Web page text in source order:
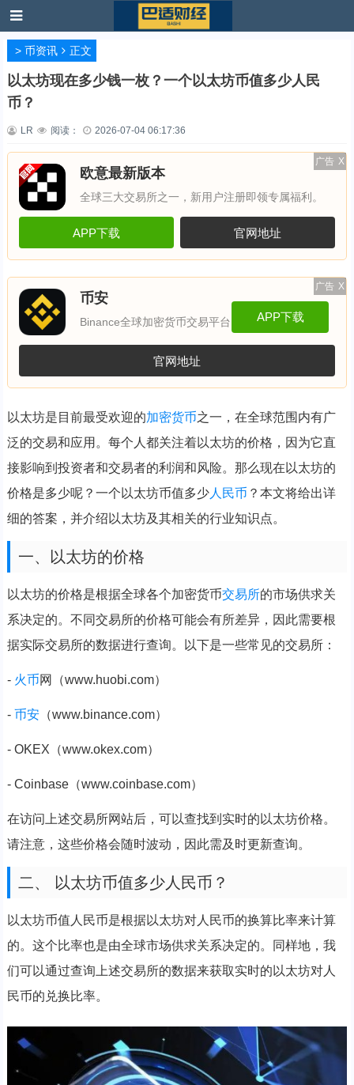
> 币资讯 正文
以太坊现在多少钱一枚？一个以太坊币值多少人民
币？
LR 阅读： 2026-07-04 06:17:36
广告 X
欧意最新版本
全球三大交易所之一，新用户注册即领专属福利。
APP下载 官网地址
广告 X
币安
Binance全球加密货币交易平台 APP下载
官网地址
以太坊是目前最受欢迎的加密货币之一，在全球范围内有广
泛的交易和应用。每个人都关注着以太坊的价格，因为它直
接影响到投资者和交易者的利润和风险。那么现在以太坊的
价格是多少呢？一个以太坊币值多少人民币 ？本文将给出详
细的答案，并介绍以太坊及其相关的行业知识点。
一、以太坊的价格
以太坊的价格是根据全球各个加密货币交易所的市场供求关
系决定的。不同交易所的价格可能会有所差异，因此需要根
据实际交易所的数据进行查询。以下是一些常见的交易所：
- 火币网（www.huobi.com）
- 币安（www.binance.com）
- OKEX（www.okex.com）
- Coinbase（www.coinbase.com）
在访问上述交易所网站后，可以查找到实时的以太坊价格。
请注意，这些价格会随时波动，因此需及时更新查询。
二、 以太坊币值多少人民币？
以太坊币值人民币是根据以太坊对人民币的换算比率来计算
的。这个比率也是由全球市场供求关系决定的。同样地，我
们可以通过查询上述交易所的数据来获取实时的以太坊对人
民币的兑换比率。